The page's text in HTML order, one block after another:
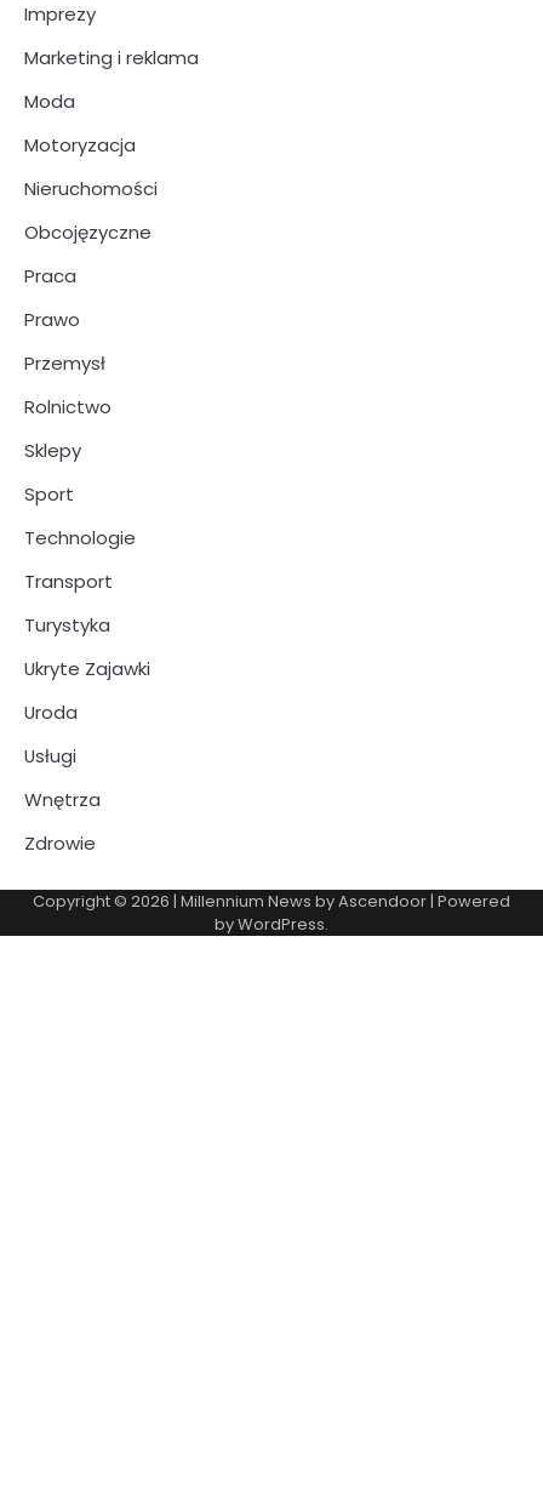
Imprezy
Marketing i reklama
Moda
Motoryzacja
Nieruchomości
Obcojęzyczne
Praca
Prawo
Przemysł
Rolnictwo
Sklepy
Sport
Technologie
Transport
Turystyka
Ukryte Zajawki
Uroda
Usługi
Wnętrza
Zdrowie
Copyright © 2026 | Millennium News byAscendoor | Powered
byWordPress.